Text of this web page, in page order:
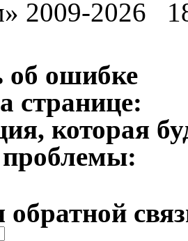
2009-2026
ошибке
странице:
которая